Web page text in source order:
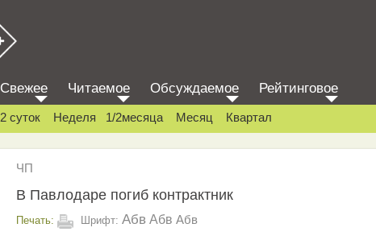
Свежее Читаемое Обсуждаемое Рейтинговое
2 суток Неделя 1/2месяца Месяц Квартал
ЧП
В Павлодаре погиб контрактник
Печать: Шрифт: Абв Абв Абв